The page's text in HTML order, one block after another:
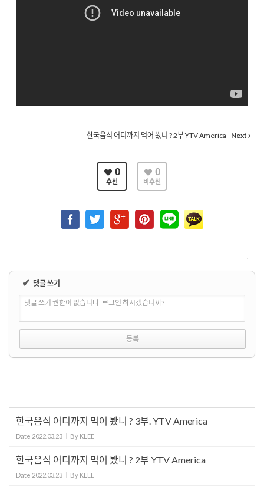
한국음식 어디까지 먹어 봤니 ? 2부 YTV America Next
0
추천
0
비추천
✔ 댓글 쓰기
댓글 쓰기 권한이 없습니다. 로그인 하시겠습니까?
한국음식 어디까지 먹어 봤니 ? 3부. YTV America
Date 2022.03.23 By KLEE
한국음식 어디까지 먹어 봤니 ? 2부 YTV America
Date 2022.03.23 By KLEE